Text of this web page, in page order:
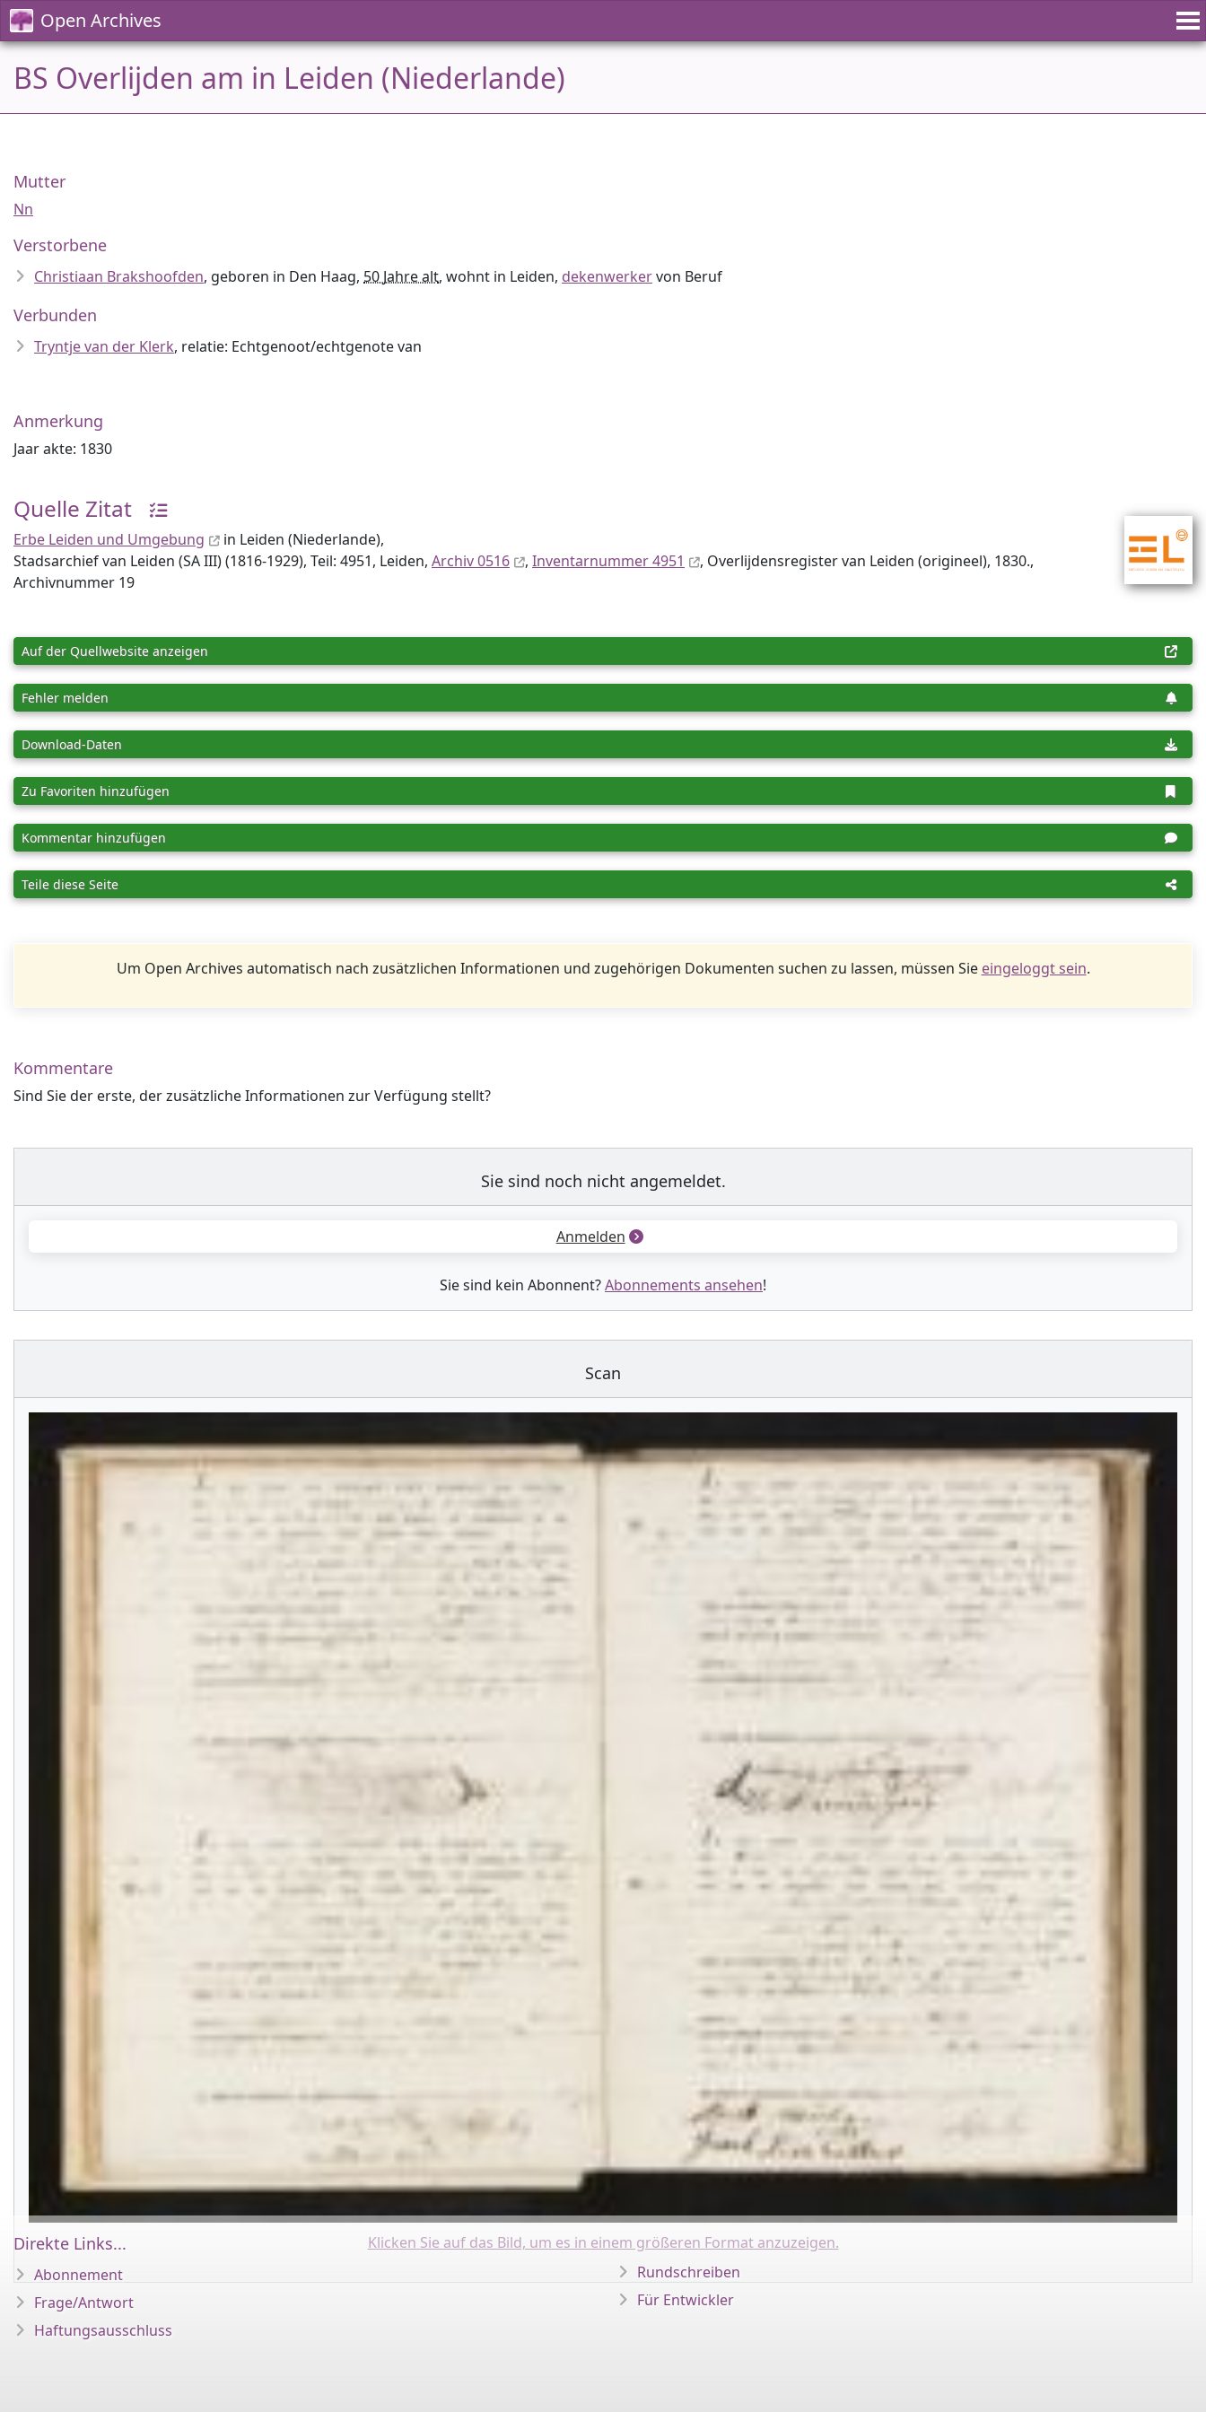
Open Archives
BS Overlijden am in Leiden (Niederlande)
Mutter
Nn
Verstorbene
Christiaan Brakshoofden, geboren in Den Haag, 50 Jahre alt, wohnt in Leiden, dekenwerkervon Beruf
Verbunden
Tryntje van der Klerk, relatie: Echtgenoot/echtgenote van
Anmerkung
Jaar akte: 1830
Quelle Zitat
Erbe Leiden und Umgebung
in Leiden (Niederlande),
Stadsarchief van Leiden (SA III) (1816-1929), Teil: 4951, Leiden, Archiv 0516 , Inventar­nummer 4951
, Overlijdensregister van Leiden (origineel), 1830.,
Archiv­nummer 19
Auf der Quellwebsite anzeigen
Fehler melden
Download-Daten
Zu Favoriten hinzufügen
Kommentar hinzufügen
Teile diese Seite
Um Open Archives automatisch nach zusätzlichen Informationen und zugehörigen Dokumenten suchen zu lassen, müssen Sie eingeloggt sein.
Kommentare
Sind Sie der erste, der zusätzliche Informationen zur Verfügung stellt?
Sie sind noch nicht angemeldet.
Anmelden
Sie sind kein Abonnent?Abonnements ansehen!
Scan
Klicken Sie auf das Bild, um es in einem größeren Format anzuzeigen.
Direkte Links...
Abonnement
Frage/Antwort
Haftungsausschluss
Rundschreiben
Für Entwickler